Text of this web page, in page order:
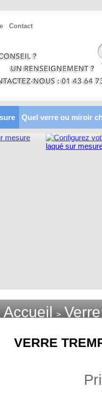
Quel verre ou miroir
Contact
Accueil >
VERRE